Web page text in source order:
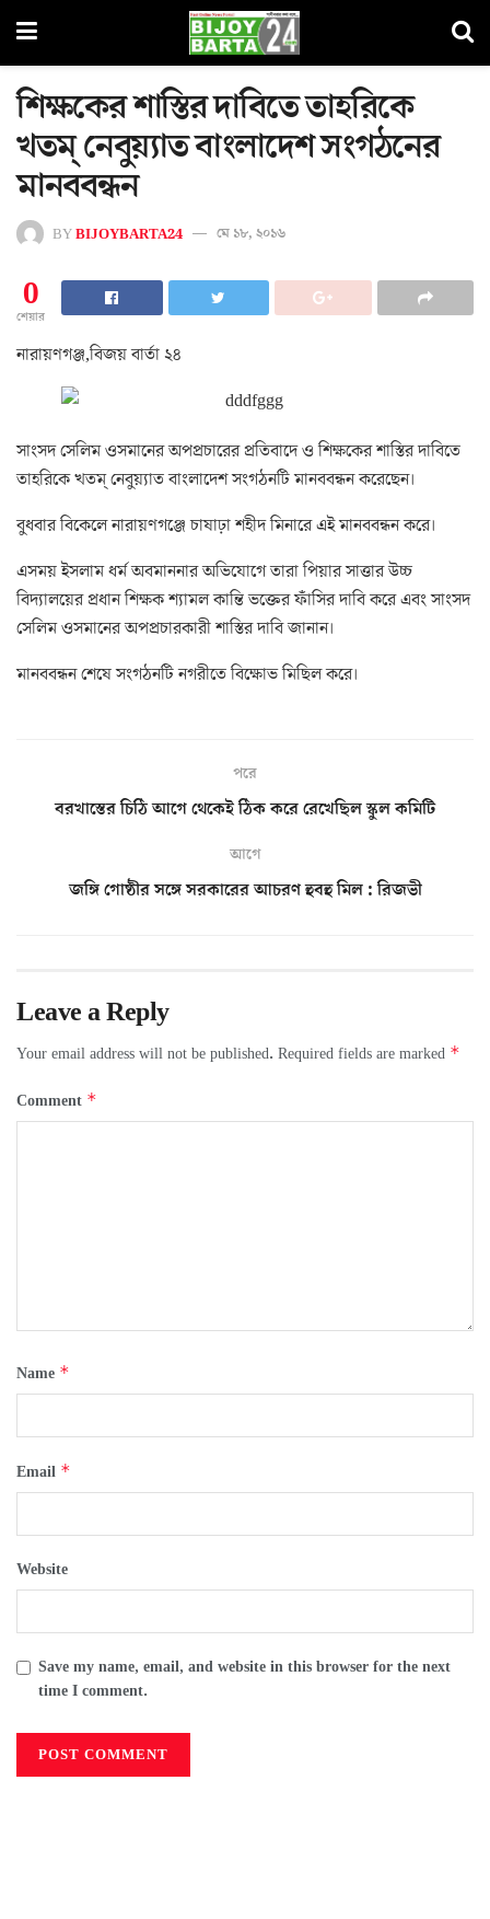
শিক্ষকের শাস্তির দাবিতে তাহরিকে
খতম্ নেবুয়্যাত বাংলাদেশ সংগঠনের
মানববন্ধন
BYBIJOYBARTA24 মে ১৮, ২০১৬
0
শেয়ার
নারায়ণগঞ্জ,বিজয় বার্তা ২৪
সাংসদ সেলিম ওসমানের অপপ্রচারের প্রতিবাদে ও শিক্ষকের শাস্তির দাবিতে
তাহরিকে খতম্ নেবুয়্যাত বাংলাদেশ সংগঠনটি মানববন্ধন করেছেন।
বুধবার বিকেলে নারায়ণগঞ্জে চাষাঢ়া শহীদ মিনারে এই মানববন্ধন করে।
এসময় ইসলাম ধর্ম অবমাননার অভিযোগে তারা পিয়ার সাত্তার উচ্চ
বিদ্যালয়ের প্রধান শিক্ষক শ্যামল কান্তি ভক্তের ফাঁসির দাবি করে এবং সাংসদ
সেলিম ওসমানের অপপ্রচারকারী শাস্তির দাবি জানান।
মানববন্ধন শেষে সংগঠনটি নগরীতে বিক্ষোভ মিছিল করে।
পরে
বরখাস্তের চিঠি আগে থেকেই ঠিক করে রেখেছিল স্কুল কমিটি
আগে
জঙ্গি গোষ্ঠীর সঙ্গে সরকারের আচরণ হুবহু মিল : রিজভী
Leave a Reply
Your email address will not be published. Required fields are marked *
Comment *
Name *
Email *
Website
Save my name, email, and website in this browser for the next
time I comment.